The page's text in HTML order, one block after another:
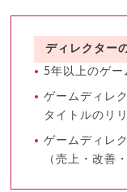
ディレクター
5年以上のゲー
ゲームディレ
タイトルのリ
ゲームディレ
（売上・改善